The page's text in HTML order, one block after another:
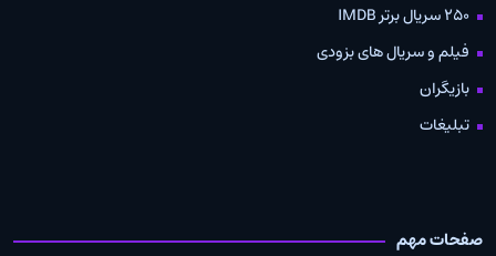
250 سریال برتر IMDB
فیلم و سریال های بزودی
بازیگران
تبلیغات
صفحات مهم